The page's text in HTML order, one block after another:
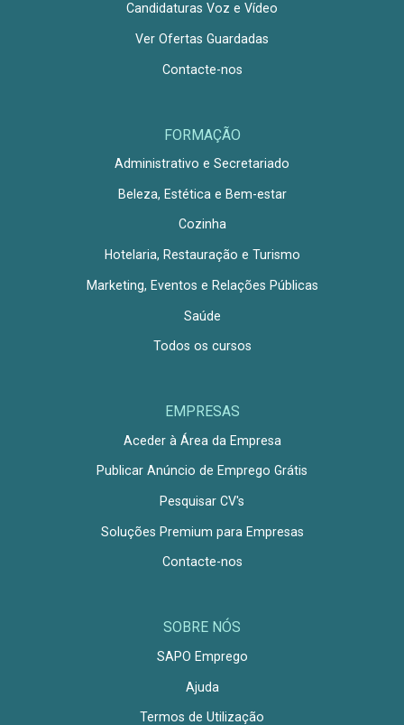
Candidaturas Voz e Vídeo
Ver Ofertas Guardadas
Contacte-nos
FORMAÇÃO
Administrativo e Secretariado
Beleza, Estética e Bem-estar
Cozinha
Hotelaria, Restauração e Turismo
Marketing, Eventos e Relações Públicas
Saúde
Todos os cursos
EMPRESAS
Aceder à Área da Empresa
Publicar Anúncio de Emprego Grátis
Pesquisar CV's
Soluções Premium para Empresas
Contacte-nos
SOBRE NÓS
SAPO Emprego
Ajuda
Termos de Utilização